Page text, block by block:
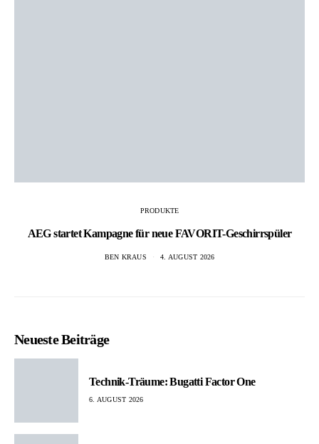
PRODUKTE
AEG startet Kampagne für neue FAVORIT-Geschirrspüler
BEN KRAUS 4. AUGUST 2026
Neueste Beiträge
Technik-Träume: Bugatti Factor One
6. AUGUST 2026